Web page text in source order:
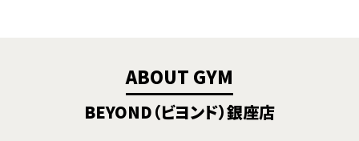
ABOUT GYM
BEYOND（ビヨンド）銀座店